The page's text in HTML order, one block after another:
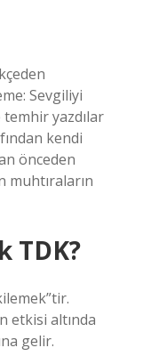
Sevgiliyi
yazdılar
kendi
önceden
TDK?
etkisi altında
gelir.